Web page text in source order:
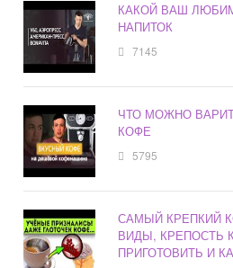
КАКОЙ ВАШ
НАПИТОК
7145
ЧТО МОЖНО
КОФЕ
5795
САМЫЙ КРЕПКИЙ
ВИДЫ, КРЕПОСТЬ
ПРИГОТОВИТЬ И